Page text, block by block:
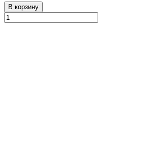
В корзину